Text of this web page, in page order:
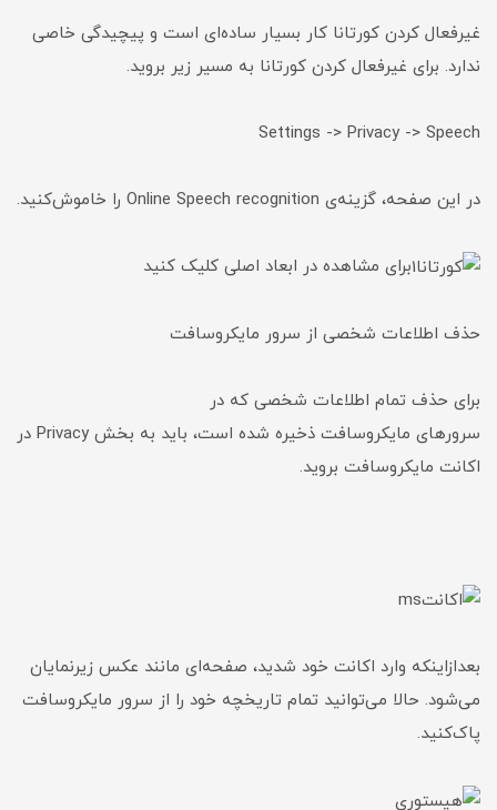
غیرفعال کردن کورتانا کار بسیار ساده‌ای است و پیچیدگی خاصی
ندارد. برای غیرفعال کردن کورتانا به مسیر زیر بروید.
Settings -> Privacy -> Speech
در این صفحه، گزینه‌ی Online Speech recognition را خاموش‌کنید.
برای مشاهده در ابعاد اصلی کلیک کنید
حذف اطلاعات شخصی از سرور مایکروسافت
برای حذف تمام اطلاعات شخصی که در
سرورهای مایکروسافت ذخیره‌ شده است، باید به بخش Privacy در
اکانت مایکروسافت بروید.
بعدازاینکه وارد اکانت خود شدید، صفحه‌ای مانند عکس زیرنمایان
می‌شود. حالا می‌توانید تمام تاریخچه خود را از سرور مایکروسافت
پاک‌کنید.